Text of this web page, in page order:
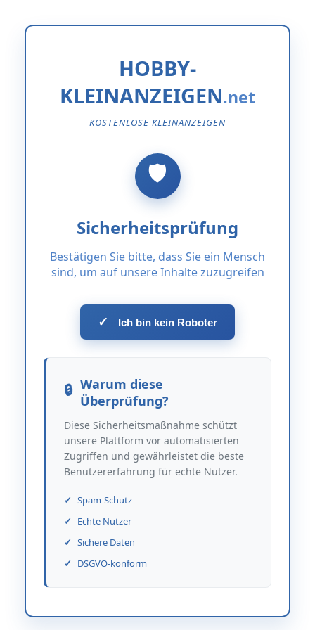
HOBBY-
KLEINANZEIGEN
KOSTENLOSE KLEINANZEIGEN
Sicherheitsprüfung
Bestätigen Sie bitte, dass Sie ein Mensch
sind, um auf unsere Inhalte zuzugreifen
✓ Ich bin kein Roboter
Warum diese
Überprüfung?
Diese Sicherheitsmaßnahme schützt
unsere Plattform vor automatisierten
Zugriffen und gewährleistet die beste
Benutzererfahrung für echte Nutzer.
Spam-Schutz
Echte Nutzer
Sichere Daten
DSGVO-konform